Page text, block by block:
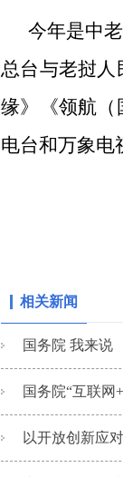
今年是中
总台与老挝
缘》《领航（
电台和万象电
相关新闻
国务院 我来说
国务院“互联网
以开放创新应